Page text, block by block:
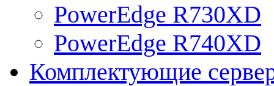
PowerEdge R730XD
PowerEdge R740XD
Комплектующие